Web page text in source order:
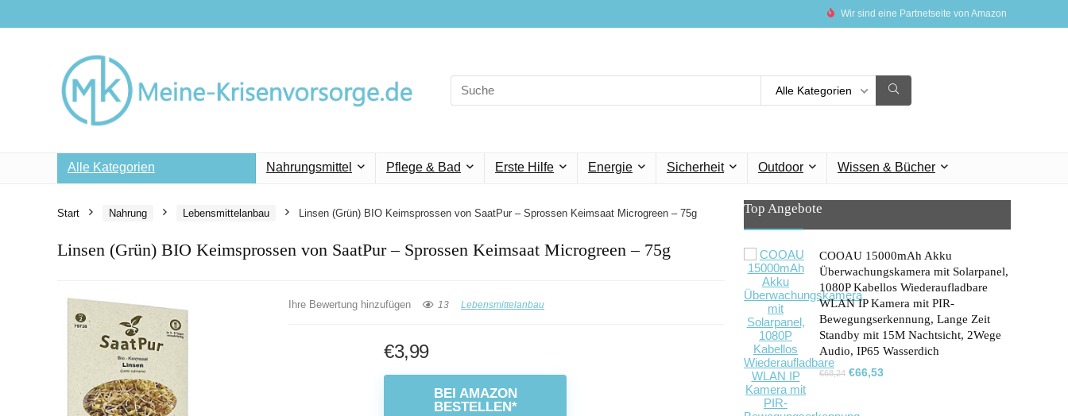
Wir sind eine Partnetseite von Amazon
Search
for:
Alle Kategorien
Alle Kategorien Nahrungsmittel Pflege & Bad Erste Hilfe Energie Sicherheit Outdoor Wissen & Bücher
Start Nahrung Lebensmittelanbau Linsen (Grün) BIO Keimsprossen von SaatPur – Sprossen Keimsaat Microgreen – 75g
Linsen (Grün) BIO Keimsprossen von SaatPur – Sprossen Keimsaat Microgreen – 75g
Ihre Bewertung hinzufügen 13 Lebensmittelanbau
€3,99
BEI AMAZON
BESTELLEN*
Top Angebote
COOAU 15000mAh Akku
Überwachungskamera mit Solarpanel,
1080P Kabellos Wiederaufladbare
WLAN IP Kamera mit PIR-
Bewegungserkennung, Lange Zeit
Standby mit 15M Nachtsicht, 2Wege
Audio, IP65 Wasserdich
€68,24 Ursprünglicher
€66,53Aktueller